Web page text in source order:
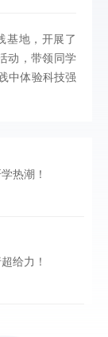
基地，开展了
动，带领同学
中体验科技强
热潮！
给力！